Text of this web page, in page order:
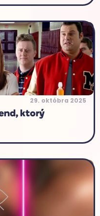
29. októbra 2025
ktorý